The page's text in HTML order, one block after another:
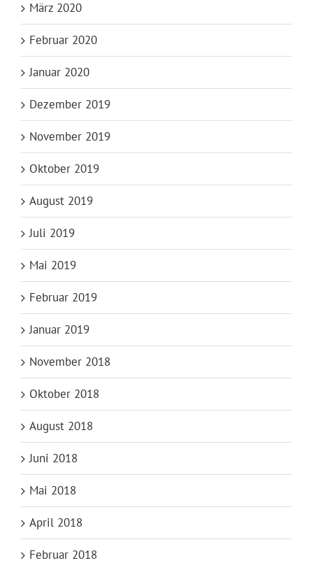
März 2020
Februar 2020
Januar 2020
Dezember 2019
November 2019
Oktober 2019
August 2019
Juli 2019
Mai 2019
Februar 2019
Januar 2019
November 2018
Oktober 2018
August 2018
Juni 2018
Mai 2018
April 2018
Februar 2018